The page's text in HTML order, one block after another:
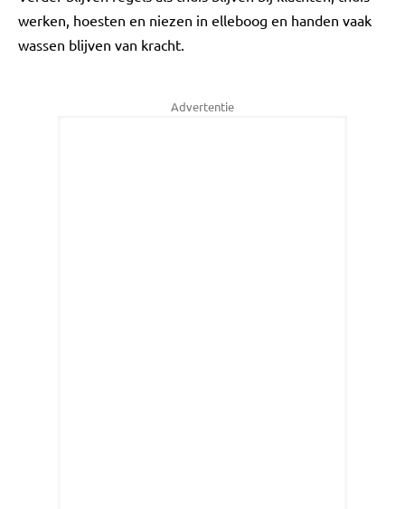
werken, hoesten en niezen in elleboog en handen vaak
wassen blijven van kracht.
Advertentie